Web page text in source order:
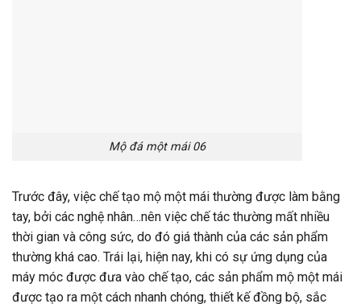
Mộ đá một mái 06
Trước đây, việc chế tạo mộ một mái thường được làm bằng
tay, bởi các nghệ nhân…nên việc chế tác thường mất nhiều
thời gian và công sức, do đó giá thành của các sản phẩm
thường khá cao. Trái lại, hiện nay, khi có sự ứng dụng của
máy móc được đưa vào chế tạo, các sản phẩm mộ một mái
được tạo ra một cách nhanh chóng, thiết kế đồng bộ, sắc